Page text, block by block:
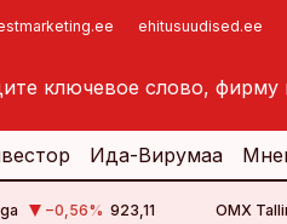
ehitusuudised.ee
Ида-Вирумаа
−0,56% 923,11 OMX